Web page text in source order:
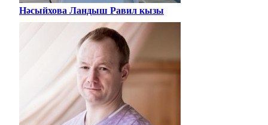
Нәсыйхова Ландыш Равил кызы